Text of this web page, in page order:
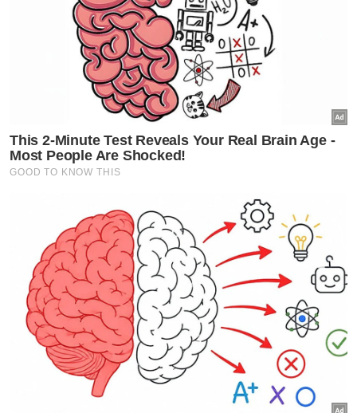
hari," katanya.
Artikel Berkaitan:
Aksesori kanak-kanak dicemari toksik tinggi dikesan
dijual di AliExpress, Shein
Burger RM2.50 laris, raih jualan 500 biji setiap hari
Gelagat kanak-kanak 3 tahun sakan nyanyi lagu
rock curi tumpuan
Noor Athirah yang berniaga kuih secara kecil-
kecilan berkata, setiap bulan dia perlu
memperuntukkan sekurang-kurangnya
RM500 untuk kos rawatan Aqil.
"Suami saya pula sekarang bekerja dengan
kawannya di Kelantan membuat bahagian
tong gas.